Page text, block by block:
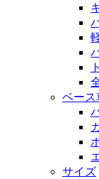
ベース
サイズ